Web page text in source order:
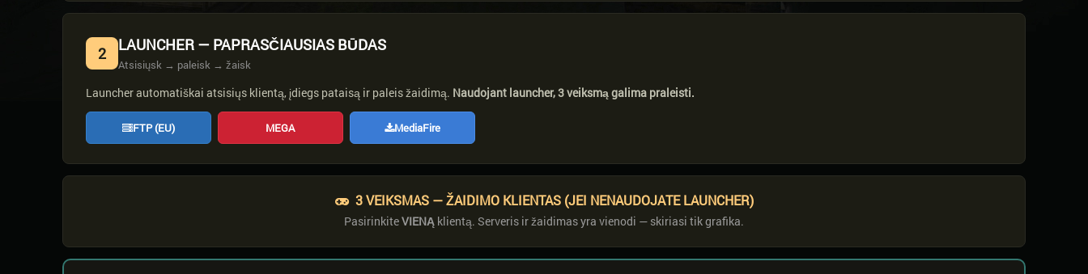
2 LAUNCHER — PAPRASČIAUSIAS BŪDAS
Atsisiųsk → paleisk → žaisk
Launcher automatiškai atsisiųs klientą, įdiegs pataisą ir paleis žaidimą. Naudojant launcher, 3 veiksmą galima praleisti.
FTP (EU) MEGA MediaFire
3 VEIKSMAS — ŽAIDIMO KLIENTAS (JEI NENAUDOJATE LAUNCHER)
PasirinkiteVIENĄ klientą. Serveris ir žaidimas yra vienodi — skiriasi tik grafika.